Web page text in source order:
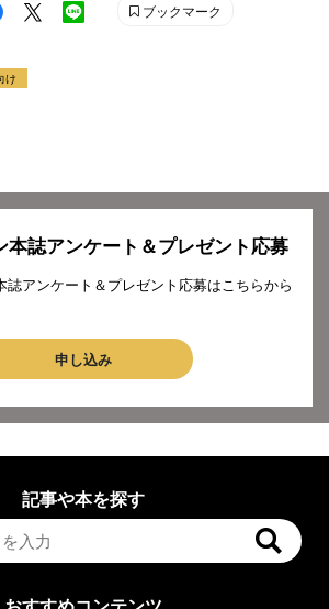
ブックマーク
け
本誌アンケート＆プレゼント応募
誌アンケート＆プレゼント応募はこちらから
申し込み
記事や本を探す